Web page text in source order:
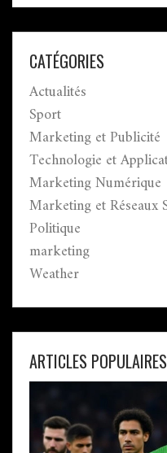
important de rester
communauté en
participant aux
collaborer avec des
pour élargir notre
et ajuster notre
obtenus est crucial pour
CATÉGORIES
Actualités
Sport
Marketing et Publicité
Technologie et
Marketing Numérique
Marketing et Réseaux
Politique
marketing
Weather
ARTICLES POPULAIRES